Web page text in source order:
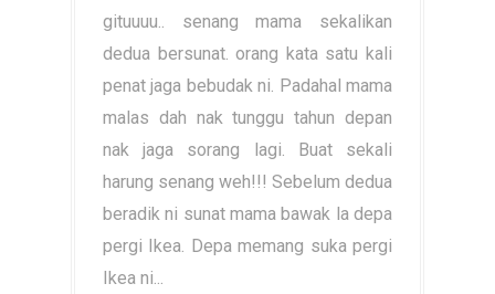
gituuuu.. senang mama sekalikan
dedua bersunat. orang kata satu kali
penat jaga bebudak ni. Padahal mama
malas dah nak tunggu tahun depan
nak jaga sorang lagi. Buat sekali
harung senang weh!!! Sebelum dedua
beradik ni sunat mama bawak la depa
pergi Ikea. Depa memang suka pergi
Ikea ni...